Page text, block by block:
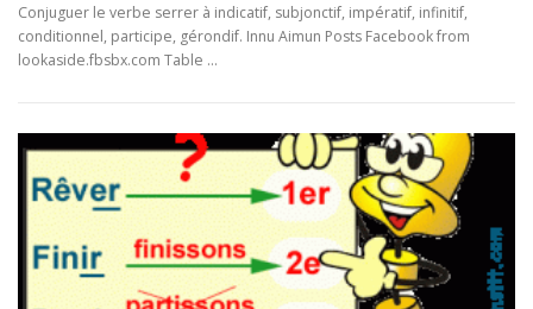
Conjuguer le verbe serrer à indicatif, subjonctif, impératif, infinitif,
conditionnel, participe, gérondif. Innu Aimun Posts Facebook from
lookaside.fbsbx.com Table …